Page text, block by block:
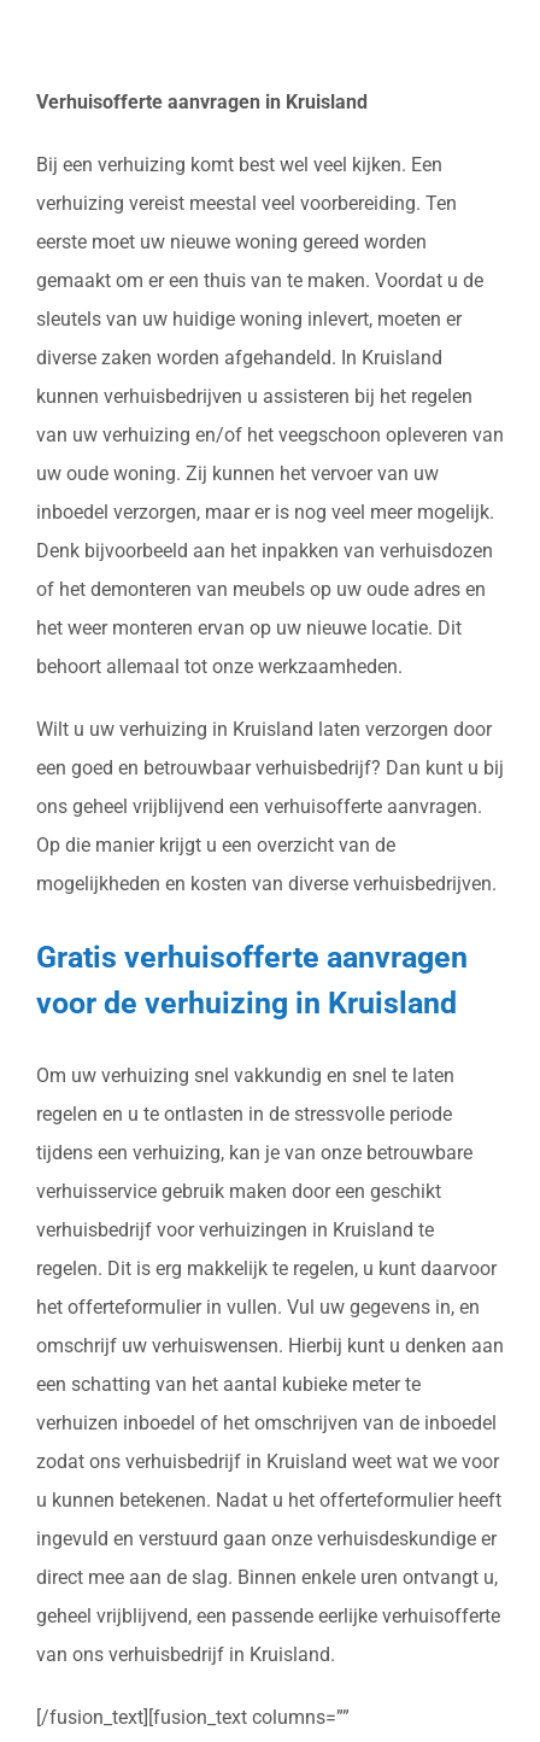
Verhuisofferte aanvragen in Kruisland
Bij een verhuizing komt best wel veel kijken. Een
verhuizing vereist meestal veel voorbereiding. Ten
eerste moet uw nieuwe woning gereed worden
gemaakt om er een thuis van te maken. Voordat u de
sleutels van uw huidige woning inlevert, moeten er
diverse zaken worden afgehandeld. In Kruisland
kunnen verhuisbedrijven u assisteren bij het regelen
van uw verhuizing en/of het veegschoon opleveren van
uw oude woning. Zij kunnen het vervoer van uw
inboedel verzorgen, maar er is nog veel meer mogelijk.
Denk bijvoorbeeld aan het inpakken van verhuisdozen
of het demonteren van meubels op uw oude adres en
het weer monteren ervan op uw nieuwe locatie. Dit
behoort allemaal tot onze werkzaamheden.
Wilt u uw verhuizing in Kruisland laten verzorgen door
een goed en betrouwbaar verhuisbedrijf? Dan kunt u bij
ons geheel vrijblijvend een verhuisofferte aanvragen.
Op die manier krijgt u een overzicht van de
mogelijkheden en kosten van diverse verhuisbedrijven.
Gratis verhuisofferte aanvragen
voor de verhuizing in Kruisland
Om uw verhuizing snel vakkundig en snel te laten
regelen en u te ontlasten in de stressvolle periode
tijdens een verhuizing, kan je van onze betrouwbare
verhuisservice gebruik maken door een geschikt
verhuisbedrijf voor verhuizingen in Kruisland te
regelen. Dit is erg makkelijk te regelen, u kunt daarvoor
het offerteformulier in vullen. Vul uw gegevens in, en
omschrijf uw verhuiswensen. Hierbij kunt u denken aan
een schatting van het aantal kubieke meter te
verhuizen inboedel of het omschrijven van de inboedel
zodat ons verhuisbedrijf in Kruisland weet wat we voor
u kunnen betekenen. Nadat u het offerteformulier heeft
ingevuld en verstuurd gaan onze verhuisdeskundige er
direct mee aan de slag. Binnen enkele uren ontvangt u,
geheel vrijblijvend, een passende eerlijke verhuisofferte
van ons verhuisbedrijf in Kruisland.
[/fusion_text][fusion_text columns=””